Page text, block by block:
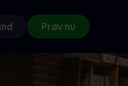
Prøv nu